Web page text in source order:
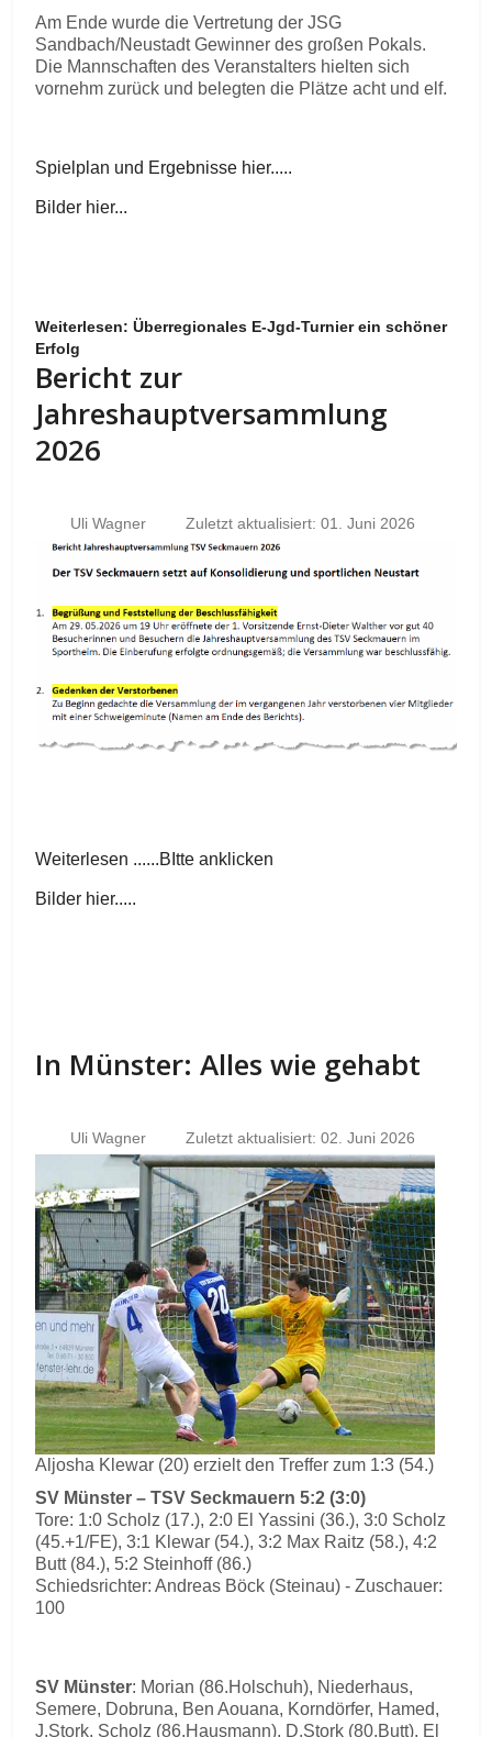
Am Ende wurde die Vertretung der JSG
Sandbach/Neustadt Gewinner des großen Pokals.
Die Mannschaften des Veranstalters hielten sich
vornehm zurück und belegten die Plätze acht und elf.
Spielplan und Ergebnisse hier.....
Bilder hier...
Weiterlesen: Überregionales E-Jgd-Turnier ein schöner
Erfolg
Bericht zur
Jahreshauptversammlung
2026
Uli Wagner Zuletzt aktualisiert: 01. Juni 2026
Weiterlesen ......BItte anklicken
Bilder hier.....
In Münster: Alles wie gehabt
Uli Wagner Zuletzt aktualisiert: 02. Juni 2026
Aljosha Klewar (20) erzielt den Treffer zum 1:3 (54.)
SV Münster – TSV Seckmauern 5:2 (3:0)
Tore: 1:0 Scholz (17.), 2:0 El Yassini (36.), 3:0 Scholz
(45.+1/FE), 3:1 Klewar (54.), 3:2 Max Raitz (58.), 4:2
Butt (84.), 5:2 Steinhoff (86.)
Schiedsrichter: Andreas Böck (Steinau) - Zuschauer:
100
SV Münster: Morian (86.Holschuh), Niederhaus,
Semere, Dobruna, Ben Aouana, Korndörfer, Hamed,
J.Stork, Scholz (86.Hausmann), D.Stork (80.Butt), El